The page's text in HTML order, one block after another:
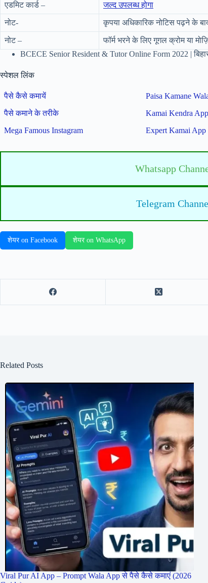
एडमिट कार्ड – जल्द उपलब्ध होगा
नोट- कृपया अधिकारिक नोटिस पढ़ने के
नोट –
फॉर्म भरने के लिए गूगल क्रोम या
BCECE Senior Resident & Tutor Online Form 2022 |
स्पेशल लिंक
पैसे कैसे कमायें Paisa Kamane
पैसे कमाने के तरीके
Kamai Kendra App
Mega Famous Instagram
Expert Kamai App
Whatsapp
Telegram
शेयर on Facebook शेयर on WhatsApp
Related Posts
Viral Pur AI App – Prompt Wala App से पैसे कैसे कमाएं (2026